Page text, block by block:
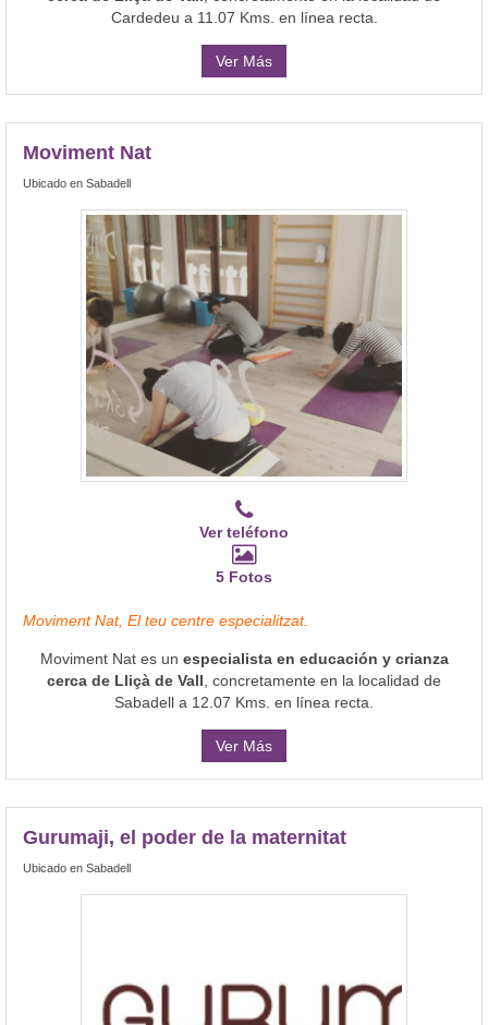
Cardedeu a 11.07 Kms. en línea recta.
Ver Más
Moviment Nat
Ubicado en Sabadell
Ver teléfono
5 Fotos
Moviment Nat, El teu centre especialitzat.
Moviment Nat es un especialista en educación y crianza
cerca de Lliçà de Vall , concretamente en la localidad de
Sabadell a 12.07 Kms. en línea recta.
Ver Más
Gurumaji, el poder de la maternitat
Ubicado en Sabadell